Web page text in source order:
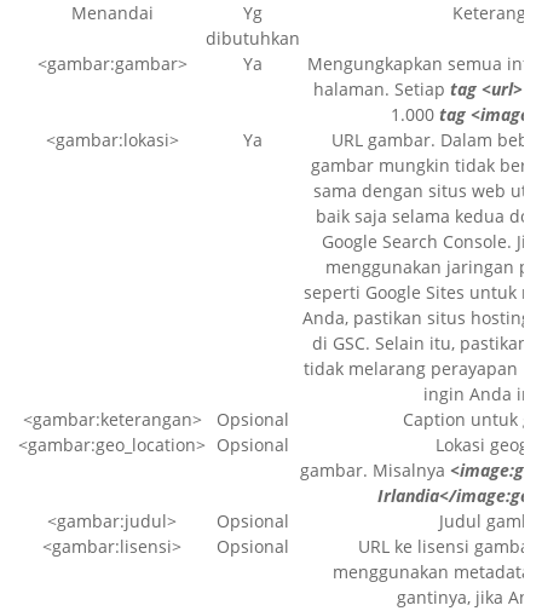
Menandai
Yg
dibutuhkan
<gambar:gambar> Ya
Mengungkapkan semua
halaman. Setiap tag <url>
1.000 tag
<gambar:lokasi>
Ya
URL gambar. Dalam
gambar mungkin tidak
sama dengan situs web
baik saja selama kedua
Google Search Console.
menggunakan jaringan
seperti Google Sites untuk
Anda, pastikan situs hosting
di GSC. Selain itu, pastikan
tidak melarang perayapan
ingin Anda
<gambar:keterangan>
Opsional
Caption untuk
<gambar:geo_location> Opsional
Lokasi
gambar. Misalnya
Irlandia</
<gambar:judul>
Opsional
Judul
<gambar:lisensi>
Opsional
URL ke lisensi
menggunakan metadata
gantinya, jika